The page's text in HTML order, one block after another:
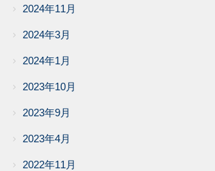
2024年11月
2024年3月
2024年1月
2023年10月
2023年9月
2023年4月
2022年11月